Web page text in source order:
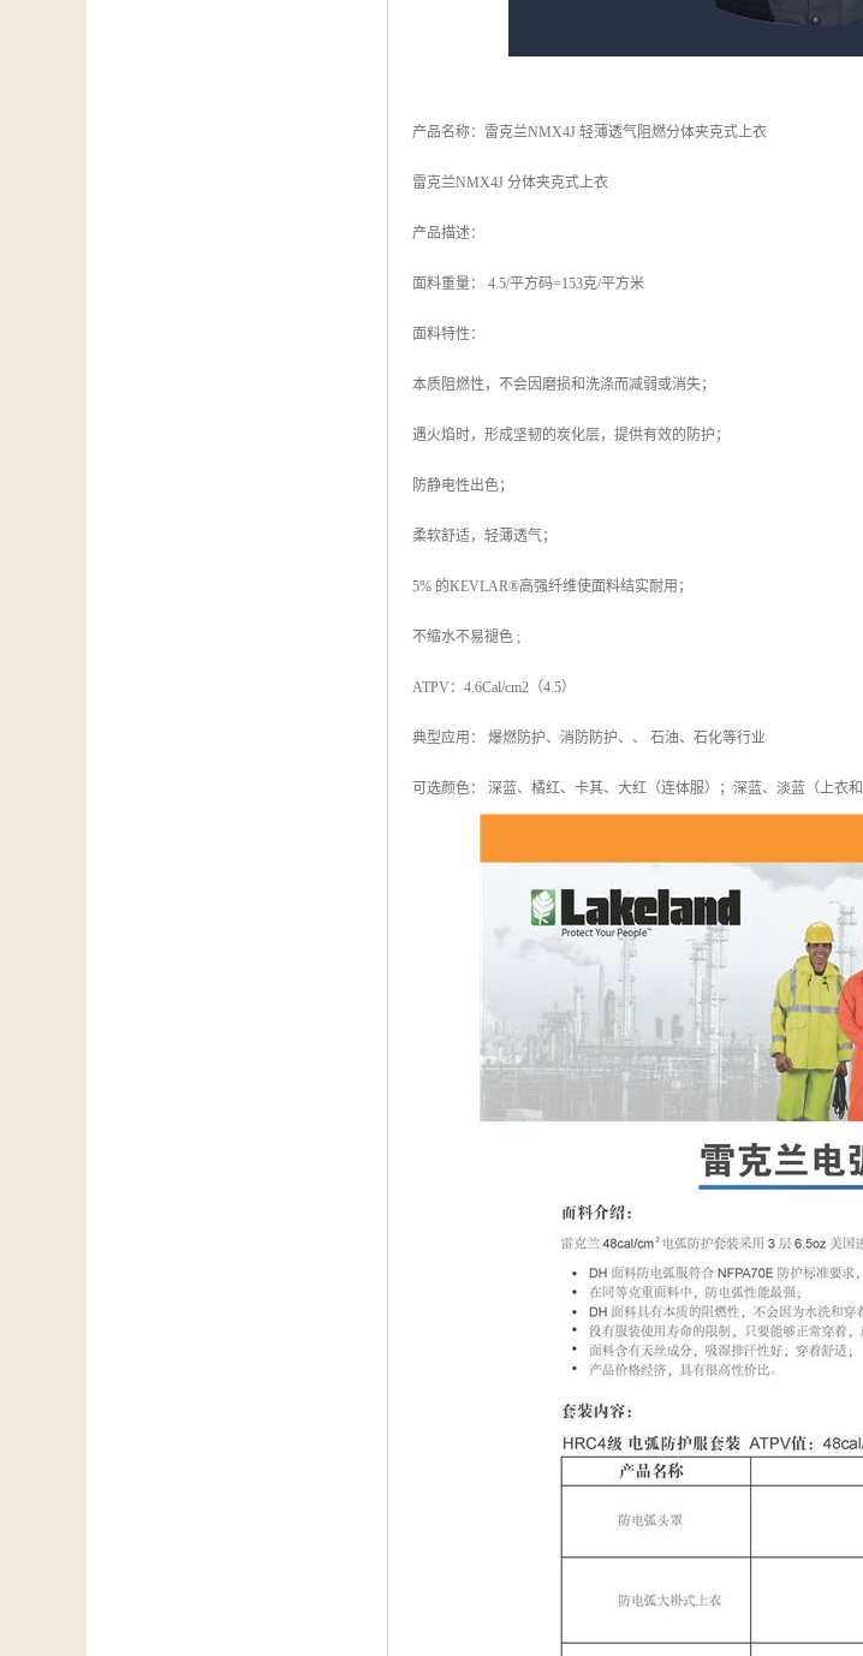
产品名称：雷克兰NMX4J 轻薄透气阻燃分体夹克式上衣
雷克兰NMX4J 分体夹克式上衣
产品描述：
面料重量： 4.5/平方码=153克/平方米
面料特性：
本质阻燃性，不会因磨损和洗涤而减弱或消失；
遇火焰时，形成坚韧的炭化层，提供有效的防护；
防静电性出色；
柔软舒适，轻薄透气；
5% 的KEVLAR®高强纤维使面料结实耐用；
不缩水不易褪色 ;
ATPV：4.6Cal/cm2（4.5）
典型应用： 爆燃防护、消防防护、、 石油、石化等行业
可选颜色： 深蓝、橘红、卡其、大红（连体服）；深蓝、淡蓝（上衣和